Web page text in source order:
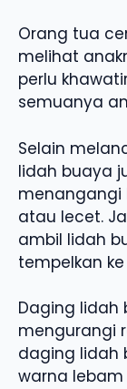
Orang tua
melihat
perlu
semuanya
Selain
lidah buaya
menangangi
atau lecet.
ambil lidah
tempelkan
Daging lidah
mengurangi
daging lidah
warna